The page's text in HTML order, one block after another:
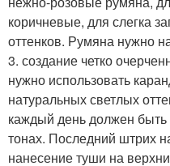
коричневые, для слегка
оттенков. Румяна нужно
3. создание четко
нужно использовать
натуральных светлых
каждый день должен
тонах. Последний штрих
нанесение туши на